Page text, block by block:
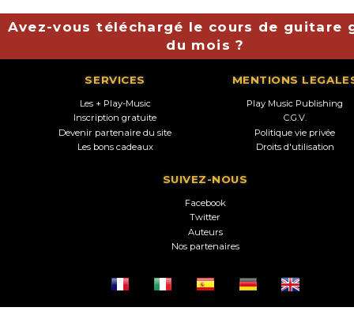
Avez-vous téléchargé le cours de guitare
du mois ?
SERVICES
Les + Play-Music
Inscription gratuite
Devenir partenaire du site
Les bons cadeaux
MENTIONS
Play Music Publishing
C.G.V.
Politique vie privée
Droits d'utilisation
SUIVEZ-NOUS
Facebook
Twitter
Auteurs
Nos partenaires